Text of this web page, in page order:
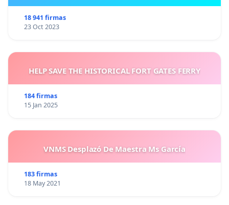
18 941 firmas
23 Oct 2023
HELP SAVE THE HISTORICAL FORT GATES FERRY
184 firmas
15 Jan 2025
VNMS Desplazó De Maestra Ms García
183 firmas
18 May 2021